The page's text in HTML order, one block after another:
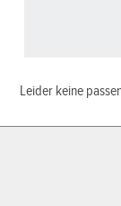
Leider keine